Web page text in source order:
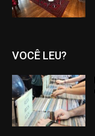
VOCÊ LEU?